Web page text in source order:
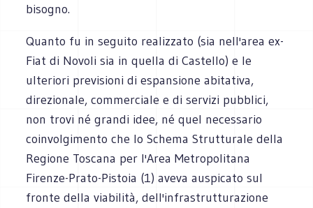
bisogno.
Quanto fu in seguito realizzato (sia nell'area ex-
Fiat di Novoli sia in quella di Castello) e le
ulteriori previsioni di espansione abitativa,
direzionale, commerciale e di servizi pubblici,
non trovi né grandi idee, né quel necessario
coinvolgimento che lo Schema Strutturale della
Regione Toscana per l'Area Metropolitana
Firenze-Prato-Pistoia (1) aveva auspicato sul
fronte della viabilità, dell'infrastrutturazione